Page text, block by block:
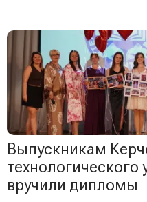
Выпускникам
технологического
вручили дипломы